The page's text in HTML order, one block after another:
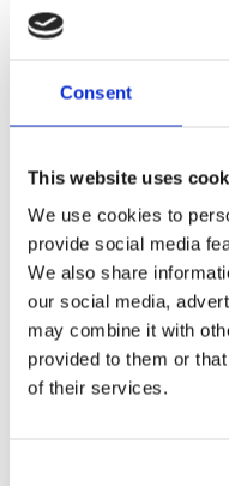
Consent
This website uses
We use cookies to
provide social media
We also share
our social media,
may combine it with
provided to them or
of their services.
feb 5, 2025
28år
« Äldre inlägg
KONTAKT
Saltsjöbaden
08-530 210 00